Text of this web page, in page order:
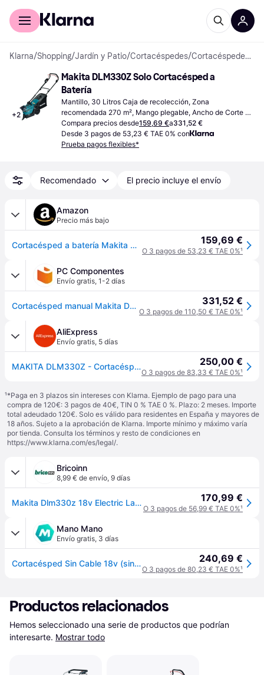
Comprar con Klarna
Klarna/Shopping/Jardín y Patio/Cortacéspedes/ Cortacéspedes a Batería
+2
Makita DLM330Z Solo Cortacésped a
Batería
Mantillo, 30 Litros Caja de recolección, Zona
recomendada 270 m², Mango plegable, Ancho de Corte
(máx) 33 cm
Compara precios desde159,69 €a331,52 €
Desde 3 pagos de 53,23 € TAE 0% con
Prueba pagos flexibles*
Recomendado El precio incluye el envío
Amazon
Precio más bajo
Cortacésped a batería Makita DLM330Z LXT de 18 V, 33 cm y 30 L 159,69 €
O 3 pagos de 53,23 € TAE 0%¹
PC Componentes
Envío gratis, 1-2 días
Cortacésped manual Makita DLM330Z 450 m² 33 cm 18V 331,52 €
O 3 pagos de 110,50 € TAE 0%¹
AliExpress
Envío gratis, 5 días
MAKITA DLM330Z - Cortacésped 18V LXT 33cm 250,00 €
O 3 pagos de 83,33 € TAE 0%¹
¹*Paga en 3 plazos sin intereses con Klarna. Ejemplo de pago para una
compra de 120€: 3 pagos de 40€, TIN 0 % TAE 0 %. Plazo: 2 meses. Importe
total adeudado 120€. Solo es válido para residentes en España y mayores de
18 años. Sujeto a la aprobación de Klarna. Importe mínimo y máximo varía
por tienda. Consulta los términos y resto de condiciones en
https://www.klarna.com/es/legal/.
Bricoinn
8,99 € de envío, 9 días
Makita Dlm330z 18v Electric Lawn Mower Without Battery Plateado One Size / EU Plug 220V 170,99 €
O 3 pagos de 56,99 € TAE 0%¹
Mano Mano
Envío gratis, 3 días
Cortacésped Sin Cable 18v (sin Batería, Sin Cargador) - Dlm330z - Makita 240,69 €
O 3 pagos de 80,23 € TAE 0%¹
Productos relacionados
Hemos seleccionado una serie de productos que podrían
interesarte. Mostrar todo